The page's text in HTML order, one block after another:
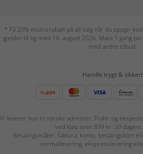
* Få 20% ekstra rabatt på all salg når du oppgir
gjelder til og med 16. august 2026. Maks 1 gang
med andre tilbud.
Handle trygt & sikkert
Vi leverer kun til norske adresser. Frakt- og
ved kjøp over 899 kr. 30
Betalingsmåter: faktura, konto, betalingskort
normallevering, ekspresslevering